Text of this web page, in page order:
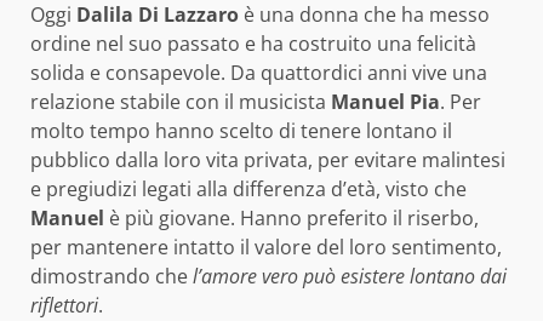
Oggi Dalila Di Lazzaro è una donna che ha messo
ordine nel suo passato e ha costruito una felicità
solida e consapevole. Da quattordici anni vive una
relazione stabile con il musicista Manuel Pia. Per
molto tempo hanno scelto di tenere lontano il
pubblico dalla loro vita privata, per evitare malintesi
e pregiudizi legati alla differenza d’età, visto che
Manuel è più giovane. Hanno preferito il riserbo,
per mantenere intatto il valore del loro sentimento,
dimostrando chel’amore vero può esistere lontano dai
riflettori.